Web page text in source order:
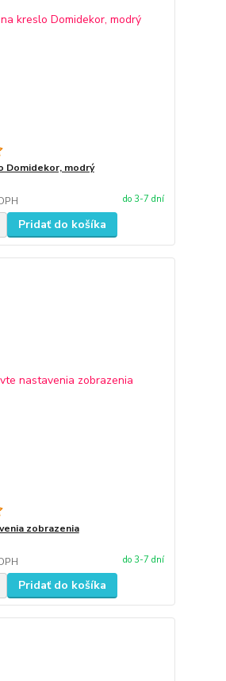
Domidekor, modrý
do 3-7 dní
Pridať do košíka
zobrazenia
do 3-7 dní
Pridať do košíka